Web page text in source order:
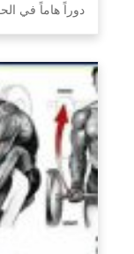
دوراً هاماً في